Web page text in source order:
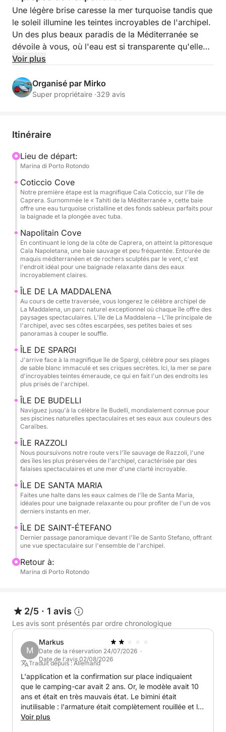
Une légère brise caresse la mer turquoise tandis que
le soleil illumine les teintes incroyables de l'archipel.
Un des plus beaux paradis de la Méditerranée se
dévoile à vous, où l'eau est si transparente qu'elle
semble irréelle. Embarquer à bord de notre dériveur
aventure qui vous mènera à la découverte de
recoins secrets et de paysages inoubliables.
l'époustouflant archipel de La Maddalena, l'un des
Naviguant entre des eaux cristallines et de petits
îlots de granit, vous atteindrez d'abord les plages de
sable blanc immaculé d'Isola di Spargi, où vous
pourrez plonger dans la mer émeraude et vous
détendre dans une crique abritée. Poursuivant votre
route le long de la côte, le dériveur vous conduira
aux incroyables piscines naturelles de Budelli,
célèbres pour leurs eaux aux reflets caribéens.
Durant la traversée, vous aurez le temps de faire des
pauses pour explorer les fonds marins, nager ou
simplement vous laisser bercer par le clapotis des
vagues. Chaque escale offre des panoramas
différents : rochers sculptés par le vent, petites
criques secrètes et eaux cristallines où les fonds
marins sont parfaitement visibles. L'après-midi, vous
pourrez rejoindre les eaux calmes près de Santa
Maria, idéales pour une dernière baignade avant le
retour.
Ce qui rend cette expérience vraiment unique, c'est
la liberté absolue qu'offre seul un dériveur. Vous
n'êtes pas tenu par un itinéraire rigide : vous
décidez où vous arrêter, combien de temps y rester
excursions traditionnelles et bondées, vous vivrez ici
une expérience authentique de la mer, dans
l'espace, le silence et l'intimité. Notre dériveur est
conçu pour votre confort et votre sécurité, vous
permettant d'atteindre des criques inaccessibles à
de nombreux plus grands bateaux. Naviguer entre
n'écouter que le murmure des vagues et découvrir
des paysages qui resteront gravés dans votre
mémoire. C'est une expérience idéale pour les
couples, les familles ou les groupes d'amis qui
Louer notre dériveur, c'est transformer une simple
journée à la plage en une véritable aventure au cœur
des merveilles de l'archipel. Chaque itinéraire
devient une découverte, chaque crique une histoire à
raconter. Et lorsque le soleil se couche à l'horizon,
vous rentrerez à terre avec le sentiment d'avoir vécu
une expérience unique : la Sardaigne authentique,
vue de la mer. 🌊☀️🚤
Voir plus
Organisé par Mirko
Super propriétaire ·329 avis
Itinéraire
Lieu de départ:
Marina di Porto Rotondo
Coticcio Cove
Notre première étape est la magnifique Cala Coticcio, sur l'île de
Caprera. Surnommée le « Tahiti de la Méditerranée », cette baie
offre une eau turquoise cristalline et des fonds sableux parfaits pour
la baignade et la plongée avec tuba.
Napolitain Cove
En continuant le long de la côte de Caprera, on atteint la pittoresque
Cala Napoletana, une baie sauvage et peu fréquentée. Entourée de
maquis méditerranéen et de rochers sculptés par le vent, c'est
l'endroit idéal pour une baignade relaxante dans des eaux
incroyablement claires.
ÎLE DE LA MADDALENA
Au cours de cette traversée, vous longerez le célèbre archipel de
La Maddalena, un parc naturel exceptionnel où chaque île offre des
paysages spectaculaires. L'île de La Maddalena – L'île principale de
l'archipel, avec ses côtes escarpées, ses petites baies et ses
panoramas à couper le souffle.
ÎLE DE SPARGI
J'arrive face à la magnifique île de Spargi, célèbre pour ses plages
de sable blanc immaculé et ses criques secrètes. Ici, la mer se pare
d'incroyables teintes émeraude, ce qui en fait l'un des endroits les
plus prisés de l'archipel.
ÎLE DE BUDELLI
Naviguez jusqu'à la célèbre île Budelli, mondialement connue pour
ses piscines naturelles spectaculaires et ses eaux aux couleurs des
Caraïbes.
ÎLE RAZZOLI
Nous poursuivons notre route vers l'île sauvage de Razzoli, l'une
des îles les plus préservées de l'archipel, caractérisée par des
falaises spectaculaires et une mer d'une clarté incroyable.
ÎLE DE SANTA MARIA
Faites une halte dans les eaux calmes de l'île de Santa Maria,
idéales pour une baignade relaxante ou pour profiter de l'un de vos
derniers instants en mer.
ÎLE DE SAINT-ÉTEFANO
Dernier passage panoramique devant l'île de Santo Stefano, offrant
une vue spectaculaire sur l'ensemble de l'archipel.
Retour à:
Marina di Porto Rotondo
2/5 · 1 avis
Les avis sont présentés par ordre chronologique
M
Markus
Date de la réservation 24/07/2026 ·
Date de l'avis 02/08/2026
Traduit depuis : Allemand
L'application et la confirmation sur place indiquaient
que le camping-car avait 2 ans. Or, le modèle avait 10
ans et était en très mauvais état. Le bimini était
inutilisable : l'armature était complètement rouillée et la
toile fissurée. Il n'y avait ni compteur de vitesse ni jauge
Voir plus